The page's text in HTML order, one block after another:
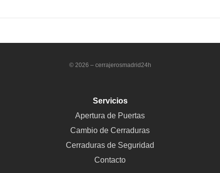
© 2026 – cerrajerosmadrid24h
Servicios
Apertura de Puertas
Cambio de Cerraduras
Cerraduras de Seguridad
Contacto